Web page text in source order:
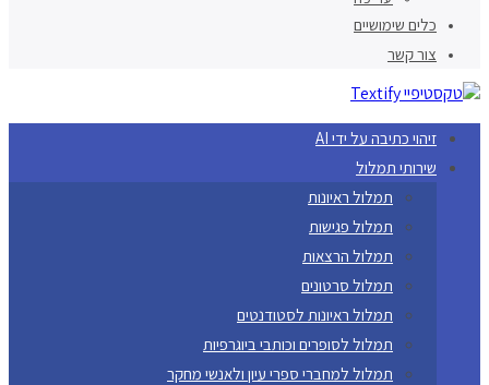
כלים שימושיים
צור קשר
זיהוי כתיבה על ידי AI
שירותי תמלול
תמלול ראיונות
תמלול פגישות
תמלול הרצאות
תמלול סרטונים
תמלול ראיונות לסטודנטים
תמלול לסופרים וכותבי ביוגרפיות
תמלול למחברי ספרי עיון ולאנשי מחקר